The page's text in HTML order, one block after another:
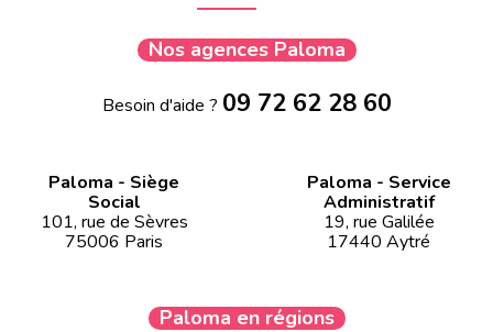
Nos agences Paloma
Besoin d'aide ? 09 72 62 28 60
Paloma - Siège
Social
101, rue de Sèvres
75006 Paris
Paloma - Service
Administratif
19, rue Galilée
17440 Aytré
Paloma en régions